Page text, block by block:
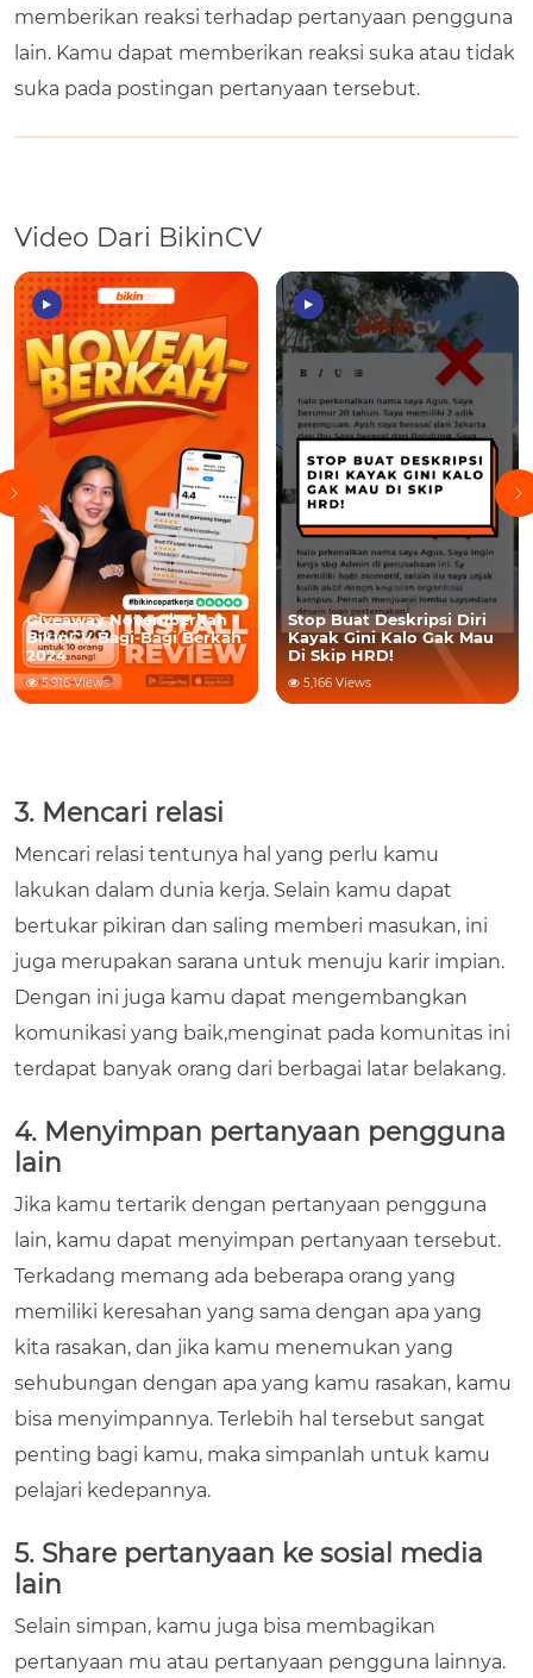
memberikan reaksi terhadap pertanyaan pengguna
lain. Kamu dapat memberikan reaksi suka atau tidak
suka pada postingan pertanyaan tersebut.
Video Dari BikinCV
Stop Buat Deskripsi Diri
Kayak Gini Kalo Gak Mau
Di Skip HRD!
5,166 Views
Contoh Cara Jawab
Pertanyaan Interview Anti
Bingung Depan HRD
5,081 Views
3. Mencari relasi
Mencari relasi tentunya hal yang perlu kamu
lakukan dalam dunia kerja. Selain kamu dapat
bertukar pikiran dan saling memberi masukan, ini
juga merupakan sarana untuk menuju karir impian.
Dengan ini juga kamu dapat mengembangkan
komunikasi yang baik,menginat pada komunitas ini
terdapat banyak orang dari berbagai latar belakang.
4. Menyimpan pertanyaan pengguna
lain
Jika kamu tertarik dengan pertanyaan pengguna
lain, kamu dapat menyimpan pertanyaan tersebut.
Terkadang memang ada beberapa orang yang
memiliki keresahan yang sama dengan apa yang
kita rasakan, dan jika kamu menemukan yang
sehubungan dengan apa yang kamu rasakan, kamu
bisa menyimpannya. Terlebih hal tersebut sangat
penting bagi kamu, maka simpanlah untuk kamu
pelajari kedepannya.
5. Share pertanyaan ke sosial media
lain
Selain simpan, kamu juga bisa membagikan
pertanyaan mu atau pertanyaan pengguna lainnya.